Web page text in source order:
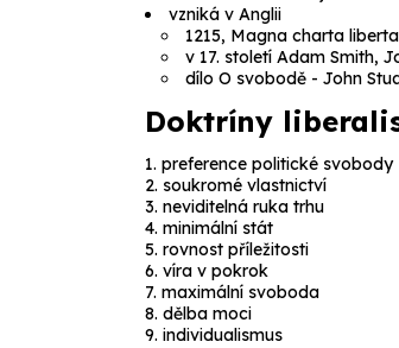
vzniká v Anglii
1215, Magna charta
v 17. století Adam Smith,
dílo O svobodě - John
Doktríny
preference politické svobody
soukromé vlastnictví
neviditelná ruka trhu
minimální stát
rovnost příležitosti
víra v pokrok
maximální svoboda
dělba moci
individualismus